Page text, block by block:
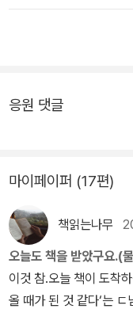
응원 댓글
마이페이퍼 (17편)
책읽는나무
오늘도 책을 받았구요.(
이것 참.오늘 책이 도착
올 때가 된 것 같다‘는